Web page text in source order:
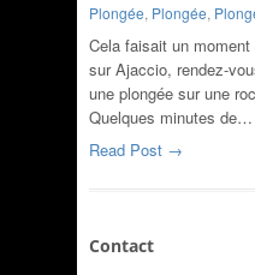
Plongée, Plongée,
Cela faisait un moment
sur Ajaccio, rendez-
une plongée sur une
Quelques minutes de…
Read Post →
Contact